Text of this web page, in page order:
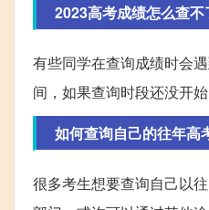
2023高考成绩怎么查不
有些同学在查询成绩时会
间，如果查询时段还没开
如何查询自己的往年高
很多考生想要查询自己以